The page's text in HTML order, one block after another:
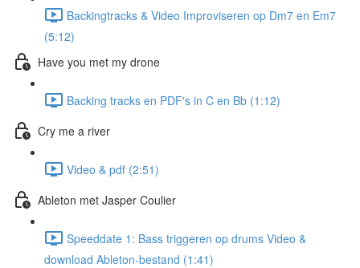
Backingtracks & Video Improviseren op Dm7 en Em7
(5:12)
Have you met my drone
Backing tracks en PDF's in C en Bb (1:12)
Cry me a river
Video & pdf (2:51)
Ableton met Jasper Coulier
Speeddate 1: Bass triggeren op drums Video &
download Ableton-bestand (1:41)